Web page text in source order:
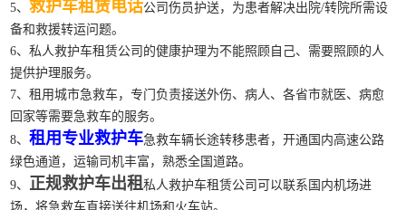
5、救护车租赁电话公司伤员护送，为患者解决出院/转院所需设
备和救援转运问题。
6、私人救护车租赁公司的健康护理为不能照顾自己、需要照顾的人
提供护理服务。
7、租用城市急救车，专门负责接送外伤、病人、各省市就医、病愈
回家等需要急救车的服务。
8、租用专业救护车急救车辆长途转移患者，开通国内高速公路
绿色通道，运输司机丰富，熟悉全国道路。
9、 正规救护车出租私人救护车租赁公司可以联系国内机场进
场，将急救车直接送往机场和火车站。